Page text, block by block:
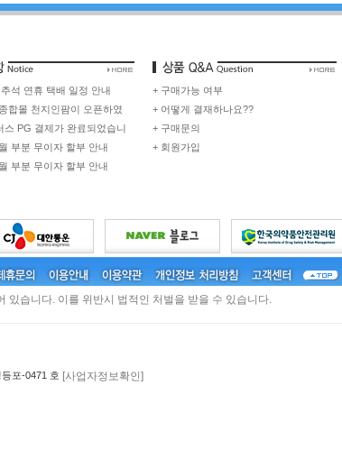
석 연휴 택배 일정 안내
합몰 천지인팜이 오픈하였
스 PG 결제가 완료되었습니
부분 무이자 할부 안내
부분 무이자 할부 안내
+ 구매가능 여부
+ 어떻게 결재하나요??
+ 구매문의
+ 회원가입
있습니다. 이를 위반시 법적인 처벌을 받을 수 있습니다.
포-0471 호 [사업자정보확인]